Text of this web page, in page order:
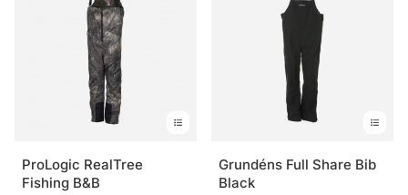
ProLogic RealTree
Fishing B&B
Grundéns Full Share Bib
Black